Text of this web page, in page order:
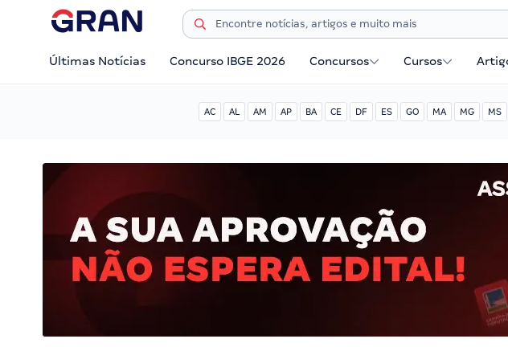
Últimas Notícias Concurso IBGE 2026 Concursos Cursos
AC AL AM AP BA CE DF ES GO MA MG MS